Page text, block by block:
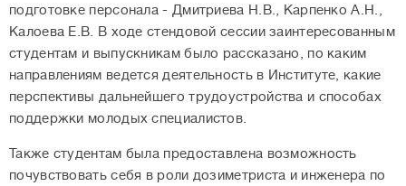
подготовке персонала - Дмитриева Н.В., Карпенко А.Н.,
Калоева Е.В. В ходе стендовой сессии заинтересованным
студентам и выпускникам было рассказано, по каким
направлениям ведется деятельность в Институте, какие
перспективы дальнейшего трудоустройства и способах
поддержки молодых специалистов.
Также студентам была предоставлена возможность
почувствовать себя в роли дозиметриста и инженера по